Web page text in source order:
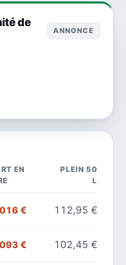
de
ANNONCE
EN
PLEIN 50
L
€ 112,95 €
€ 102,45 €